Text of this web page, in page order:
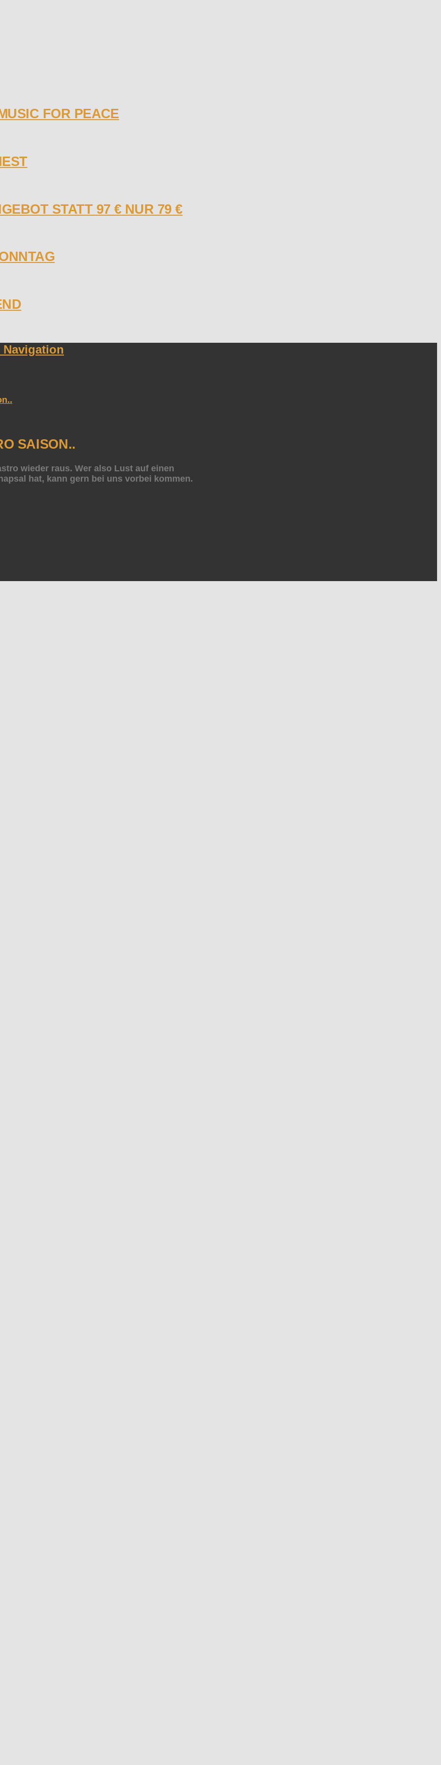
FOR PEACE
STATT 97 € NUR 79 €
Navigation
SAISON..
wieder raus. Wer also Lust auf einen
hat, kann gern bei uns vorbei kommen.